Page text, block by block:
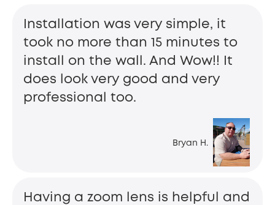
Bryan H.
Installation was very simple, it
took no more than 15 minutes to
install on the wall. And Wow!! It
does look very good and very
professional too.
Having a zoom lens is helpful and